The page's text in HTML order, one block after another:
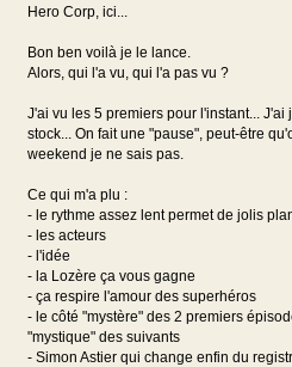
Hero Corp, ici...
Bon ben voilà je le lance.
Alors, qui l'a vu, qui l'a pas vu ?
J'ai vu les 5 premiers pour l'instant... J'ai
stock... On fait une "pause", peut-être
weekend je ne sais pas.
Ce qui m'a plu :
- le rythme assez lent permet de jolis
- les acteurs
- l'idée
- la Lozère ça vous gagne
- ça respire l'amour des superhéros
- le côté "mystère" des 2 premiers
"mystique" des suivants
- Simon Astier qui change enfin du